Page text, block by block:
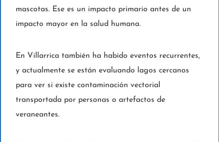
mascotas. Ese es un impacto primario antes de un
impacto mayor en la salud humana.
En Villarrica también ha habido eventos recurrentes,
y actualmente se están evaluando lagos cercanos
para ver si existe contaminación vectorial
transportada por personas o artefactos de
veraneantes.